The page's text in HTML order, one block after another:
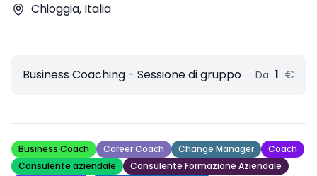
Chioggia, Italia
Business Coaching - Sessione di gruppo Da 1 €
Business Coach Career Coach Change Manager
Coach
Consulente aziendale
Consulente Formazione Aziendale